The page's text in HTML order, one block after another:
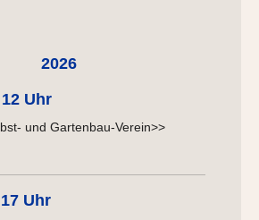
2026
Uhr
und Gartenbau-Verein>>
Uhr